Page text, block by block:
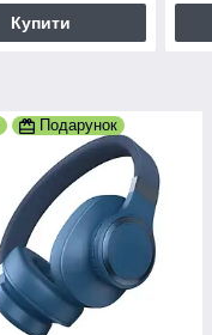
Купити
Подарунок